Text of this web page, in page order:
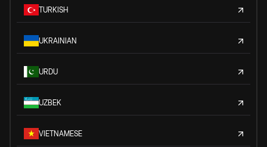
TURKISH
UKRAINIAN
URDU
UZBEK
VIETNAMESE